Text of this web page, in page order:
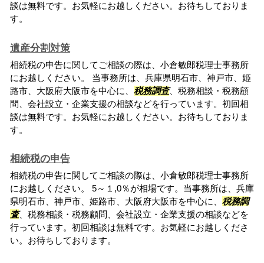
談は無料です。お気軽にお越しください。お待ちしておりま
す。
遺産分割対策
相続税の申告に関してご相談の際は、小倉敏郎税理士事務所
にお越しください。 当事務所は、兵庫県明石市、神戸市、姫
路市、大阪府大阪市を中心に、 税務調査、税務相談・税務顧
問、会社設立・企業支援の相談などを行っています。初回相
談は無料です。お気軽にお越しください。お待ちしておりま
す。
相続税の申告
相続税の申告に関してご相談の際は、小倉敏郎税理士事務所
にお越しください。 5～１,0％が相場です。当事務所は、兵庫
県明石市、神戸市、姫路市、大阪府大阪市を中心に、 税務調
査、税務相談・税務顧問、会社設立・企業支援の相談などを
行っています。初回相談は無料です。お気軽にお越しくださ
い。お待ちしております。